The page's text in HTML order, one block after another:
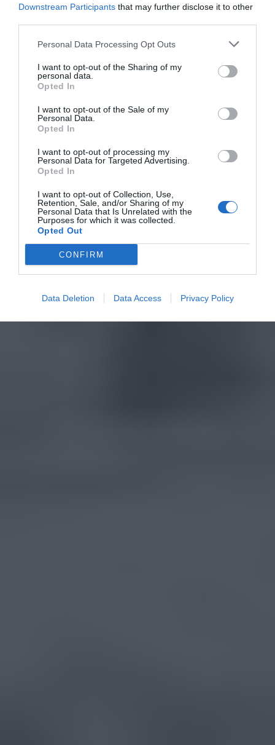
Downstream Participants that may further disclose it to other
Personal Data Processing Opt Outs
I want to opt-out of the Sharing of my
personal data.
Opted In
I want to opt-out of the Sale of my
Personal Data.
Opted In
I want to opt-out of processing my
Personal Data for Targeted Advertising.
Opted In
I want to opt-out of Collection, Use,
Retention, Sale, and/or Sharing of my
Personal Data that Is Unrelated with the
Purposes for which it was collected.
Opted Out
CONFIRM
Data Deletion Data Access Privacy Policy